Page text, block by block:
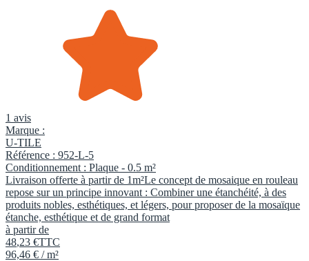
1 avis
Marque :
U-TILE
Référence : 952-L-5
Conditionnement : Plaque - 0.5 m²
Livraison offerte à partir de 1m²Le concept de mosaique en rouleau
repose sur un principe innovant : Combiner une étanchéité, à des
produits nobles, esthétiques, et légers, pour proposer de la mosaïque
étanche, esthétique et de grand format
à partir de
48,23 €TTC
96,46 € / m²